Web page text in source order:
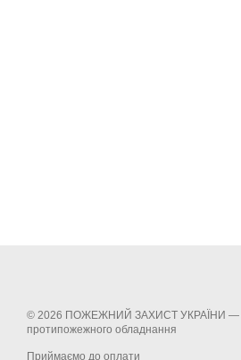
© 2026 ПОЖЕЖНИЙ ЗАХИСТ УКРАЇНИ —
протипожежного обладнання
Приймаємо до оплати